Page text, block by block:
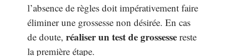
l’absence de règles doit impérativement faire
éliminer une grossesse non désirée. En cas
de doute, réaliser un test de grossesse reste
la première étape.